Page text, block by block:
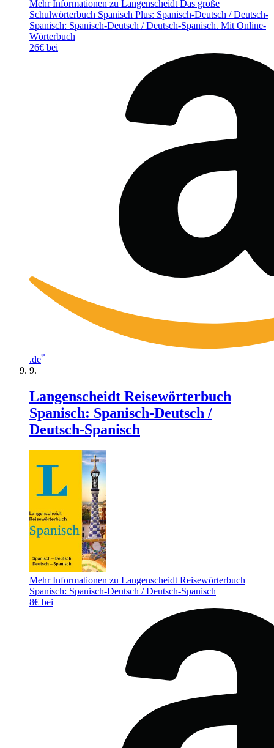
Mehr Informationen zu Langenscheidt Das große
Schulwörterbuch Spanisch Plus: Spanisch-Deutsch / Deutsch-
Spanisch: Spanisch-Deutsch / Deutsch-Spanisch. Mit Online-
Wörterbuch
26€ bei
.de*
Langenscheidt Reisewörterbuch
Spanisch: Spanisch-Deutsch /
Deutsch-Spanisch
Mehr Informationen zu Langenscheidt Reisewörterbuch
Spanisch: Spanisch-Deutsch / Deutsch-Spanisch
8€ bei